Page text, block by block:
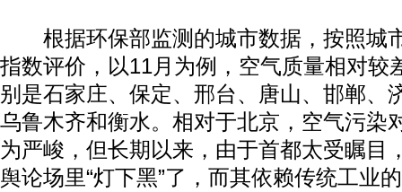
根据环保部监测的城市数据，按照城
指数评价，以11月为例，空气质量相对较
别是石家庄、保定、邢台、唐山、邯郸、
乌鲁木齐和衡水。相对于北京，空气污染
为严峻，但长期以来，由于首都太受瞩目
舆论场里“灯下黑”了，而其依赖传统工业